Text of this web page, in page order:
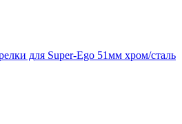
для Super-Ego 51мм хром/сталь